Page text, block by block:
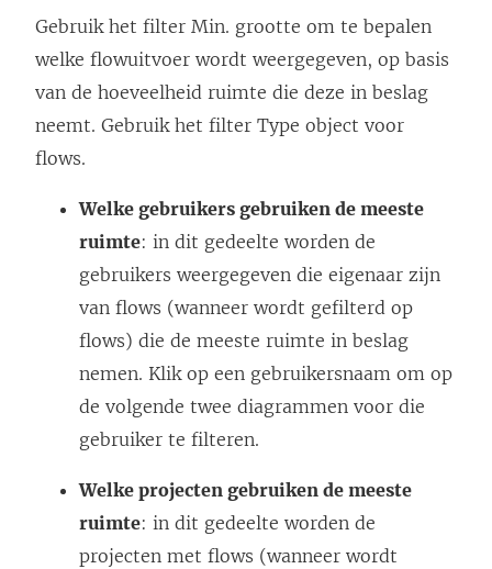
Gebruik het filter Min. grootte om te bepalen
welke flowuitvoer wordt weergegeven, op basis
van de hoeveelheid ruimte die deze in beslag
neemt. Gebruik het filter Type object voor
flows.
Welke gebruikers gebruiken de meeste
ruimte: in dit gedeelte worden de
gebruikers weergegeven die eigenaar zijn
van flows (wanneer wordt gefilterd op
flows) die de meeste ruimte in beslag
nemen. Klik op een gebruikersnaam om op
de volgende twee diagrammen voor die
gebruiker te filteren.
Welke projecten gebruiken de meeste
ruimte: in dit gedeelte worden de
projecten met flows (wanneer wordt